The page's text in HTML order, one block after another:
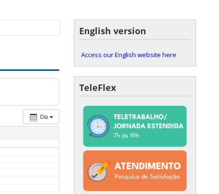
Dia
English version
Access our English website here
TeleFlex